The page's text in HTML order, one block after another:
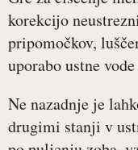
korekcijo
pripomočkov,
uporabo ustne
Ne nazadnje je
drugimi stanji v